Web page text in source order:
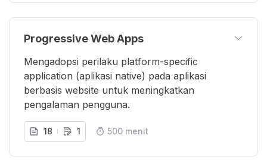
Progressive Web Apps
Mengadopsi perilaku platform-specific
application (aplikasi native) pada aplikasi
berbasis website untuk meningkatkan
pengalaman pengguna.
18 1 500 menit